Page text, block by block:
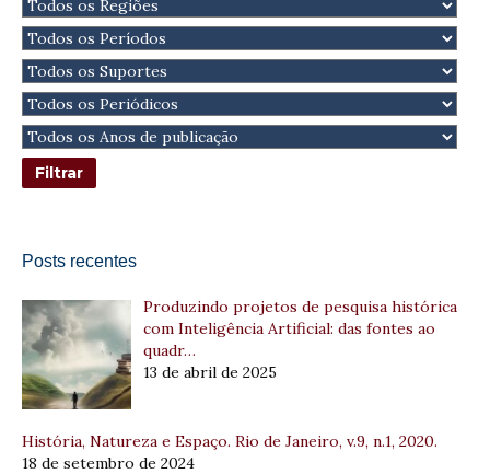
Posts recentes
Produzindo projetos de pesquisa histórica
com Inteligência Artificial: das fontes ao
quadr…
13 de abril de 2025
História, Natureza e Espaço. Rio de Janeiro, v.9, n.1, 2020.
18 de setembro de 2024